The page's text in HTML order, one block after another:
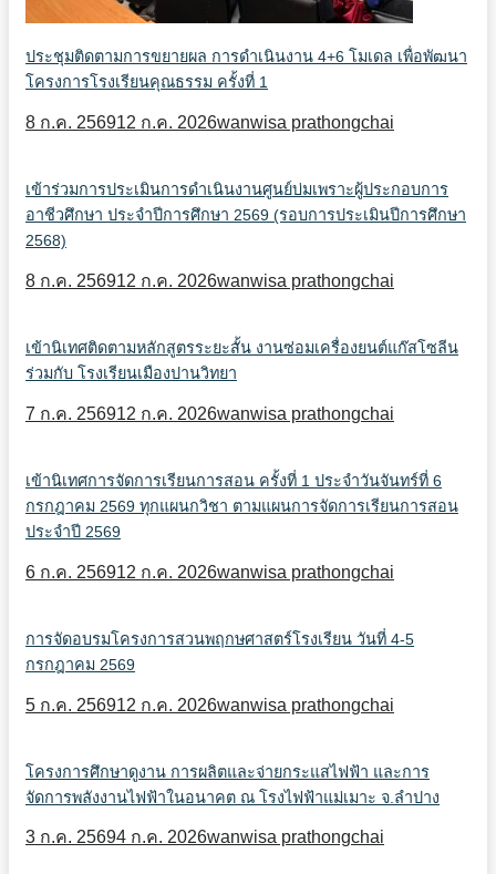
ประชุมติดตามการขยายผล การดำเนินงาน 4+6 โมเดล เพื่อพัฒนา
โครงการโรงเรียนคุณธรรม ครั้งที่ 1
8 ก.ค. 256912 ก.ค. 2026wanwisa prathongchai
เข้าร่วมการประเมินการดำเนินงานศูนย์บ่มเพราะผู้ประกอบการ
อาชีวศึกษา ประจำปีการศึกษา 2569 (รอบการประเมินปีการศึกษา
2568)
8 ก.ค. 256912 ก.ค. 2026wanwisa prathongchai
เข้านิเทศติดตามหลักสูตรระยะสั้น งานซ่อมเครื่องยนต์แก๊สโซลีน
ร่วมกับ โรงเรียนเมืองปานวิทยา
7 ก.ค. 256912 ก.ค. 2026wanwisa prathongchai
เข้านิเทศการจัดการเรียนการสอน ครั้งที่ 1 ประจำวันจันทร์ที่ 6
กรกฎาคม 2569 ทุกแผนกวิชา ตามแผนการจัดการเรียนการสอน
ประจำปี 2569
6 ก.ค. 256912 ก.ค. 2026wanwisa prathongchai
การจัดอบรมโครงการสวนพฤกษศาสตร์โรงเรียน วันที่ 4-5
กรกฎาคม 2569
5 ก.ค. 256912 ก.ค. 2026wanwisa prathongchai
โครงการศึกษาดูงาน การผลิตและจ่ายกระแสไฟฟ้า และการ
จัดการพลังงานไฟฟ้าในอนาคต ณ โรงไฟฟ้าแม่เมาะ จ.ลำปาง
3 ก.ค. 25694 ก.ค. 2026wanwisa prathongchai